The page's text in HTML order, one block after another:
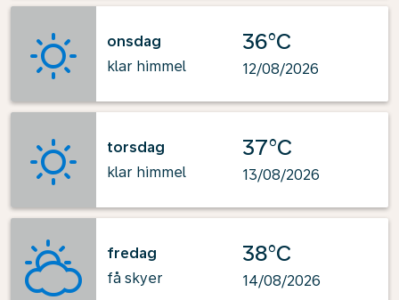
onsdag
klar himmel
36°C
12/08/2026
torsdag
klar himmel
37°C
13/08/2026
fredag
få skyer
38°C
14/08/2026